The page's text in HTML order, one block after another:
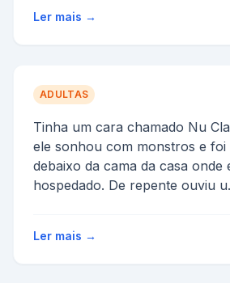
Ler mais →
ADULTAS
Tinha um cara chamado Nu
ele sonhou com monstros e foi
debaixo da cama da casa onde
hospedado. De repente ouviu
Ler mais →